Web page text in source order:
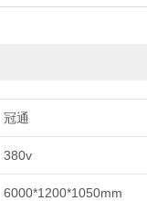
冠通
380v
6000*1200*1050mm